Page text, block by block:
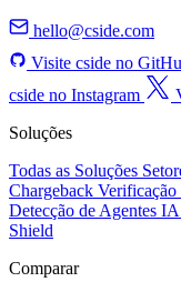
hello@cside.com
Visite cside no
cside no Instagram
Soluções
Todas as Soluções
Chargeback Verificação
Detecção de Agentes IA
Shield
Comparar